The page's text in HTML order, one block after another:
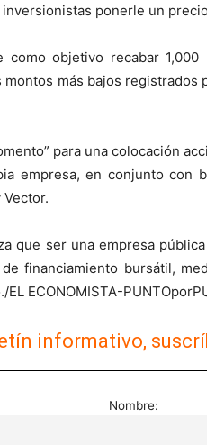
ponerle un
como objetivo recabar
más bajos registrados
para una colocación
empresa, en conjunto con
que ser una empresa
financiamiento bursátil,
ECONOMISTA-
informativo,
Nombre: